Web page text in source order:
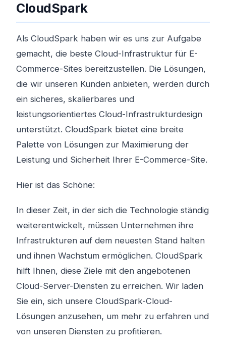
CloudSpark
Als CloudSpark haben wir es uns zur Aufgabe
gemacht, die beste Cloud-Infrastruktur für E-
Commerce-Sites bereitzustellen. Die Lösungen,
die wir unseren Kunden anbieten, werden durch
ein sicheres, skalierbares und
leistungsorientiertes Cloud-Infrastrukturdesign
unterstützt. CloudSpark bietet eine breite
Palette von Lösungen zur Maximierung der
Leistung und Sicherheit Ihrer E-Commerce-Site.
Hier ist das Schöne:
In dieser Zeit, in der sich die Technologie ständig
weiterentwickelt, müssen Unternehmen ihre
Infrastrukturen auf dem neuesten Stand halten
und ihnen Wachstum ermöglichen. CloudSpark
hilft Ihnen, diese Ziele mit den angebotenen
Cloud-Server-Diensten zu erreichen. Wir laden
Sie ein, sich unsere CloudSpark-Cloud-
Lösungen anzusehen, um mehr zu erfahren und
von unseren Diensten zu profitieren.